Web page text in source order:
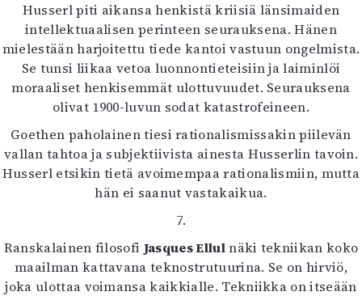
Husserl piti aikansa henkistä kriisiä länsimaiden
intellektuaalisen perinteen seurauksena. Hänen
mielestään harjoitettu tiede kantoi vastuun ongelmista.
Se tunsi liikaa vetoa luonnontieteisiin ja laiminlöi
moraaliset henkisemmät ulottuvuudet. Seurauksena
olivat 1900-luvun sodat katastrofeineen.
Goethen paholainen tiesi rationalismissakin piilevän
vallan tahtoa ja subjektiivista ainesta Husserlin tavoin.
Husserl etsikin tietä avoimempaa rationalismiin, mutta
hän ei saanut vastakaikua.
7.
Ranskalainen filosofi Jasques Ellulnäki tekniikan koko
maailman kattavana teknostrutuurina. Se on hirviö,
joka ulottaa voimansa kaikkialle. Tekniikka on itseään